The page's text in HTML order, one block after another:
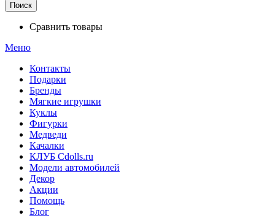
Поиск
Сравнить товары
Меню
Контакты
Подарки
Бренды
Мягкие игрушки
Куклы
Фигурки
Медведи
Качалки
КЛУБ Cdolls.ru
Модели автомобилей
Декор
Акции
Помощь
Блог